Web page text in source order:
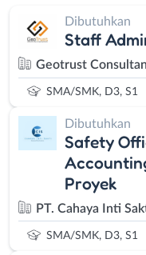
Dibutuhkan
Staff
Geotrust
SMA/SMK, D3, S1
Dibutuhkan
Safety
Proyek
PT. Cahaya Inti
SMA/SMK, D3, S1